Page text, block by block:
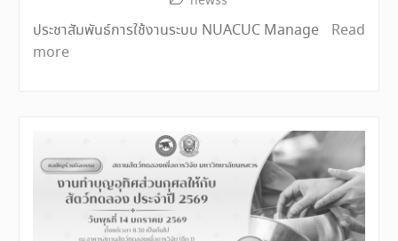
ประชาสัมพันธ์การใช้งานระบบ NUACUC Manage
Read
more